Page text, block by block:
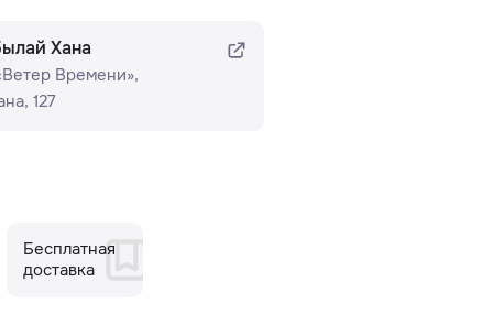
Хана
Времени»​,
127
Бесплатная
доставка